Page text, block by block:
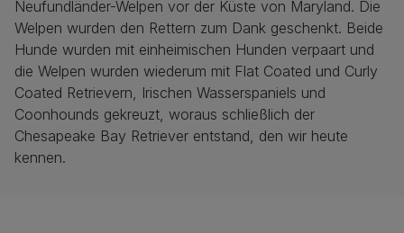
Neufundländer-Welpen vor der Küste von Maryland. Die
Welpen wurden den Rettern zum Dank geschenkt. Beide
Hunde wurden mit einheimischen Hunden verpaart und
die Welpen wurden wiederum mit Flat Coated und Curly
Coated Retrievern, Irischen Wasserspaniels und
Coonhounds gekreuzt, woraus schließlich der
Chesapeake Bay Retriever entstand, den wir heute
kennen.